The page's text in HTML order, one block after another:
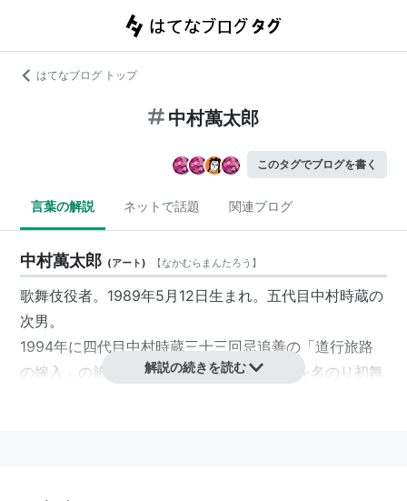
はてなブログ トップ
中村萬太郎
このタグでブログを書く
言葉の解説 ネットで話題 関連ブログ
中村萬太郎 (アート) 【なかむらまんたろう 】
歌舞伎役者。1989年5月12日生まれ。五代目中村時蔵の
次男。
1994年に四代目中村時蔵三十三回忌追善の「道行旅路
の嫁入」の旅の若者の役で初代中村萬太郎
を名のり初舞
解説の続きを読む